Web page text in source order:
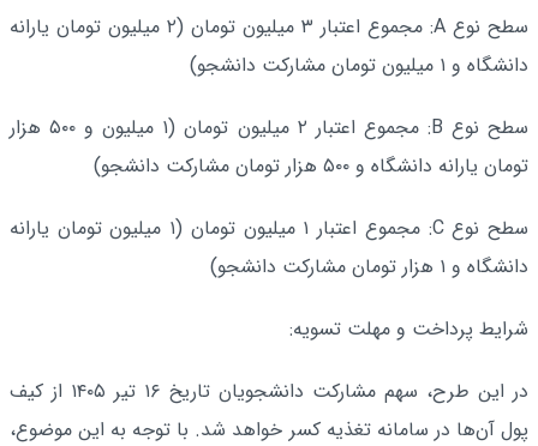
سطح نوع A: مجموع اعتبار ۳ میلیون تومان (۲ میلیون تومان یارانه
دانشگاه و ۱ میلیون تومان مشارکت دانشجو)
سطح نوع B: مجموع اعتبار ۲ میلیون تومان (۱ میلیون و ۵۰۰ هزار
تومان یارانه دانشگاه و ۵۰۰ هزار تومان مشارکت دانشجو)
سطح نوع C: مجموع اعتبار ۱ میلیون تومان (۱ میلیون تومان یارانه
دانشگاه و ۱ هزار تومان مشارکت دانشجو)
شرایط پرداخت و مهلت تسویه:
در این طرح، سهم مشارکت دانشجویان تاریخ ۱۶ تیر ۱۴۰۵ از کیف
پول آن‌ها در سامانه تغذیه کسر خواهد شد. با توجه به این موضوع،